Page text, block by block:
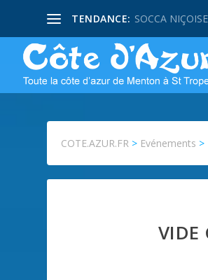
TENDANCE: SOCCA
COTE.AZUR.FR > Evénements >
VIDE